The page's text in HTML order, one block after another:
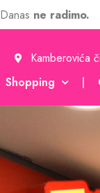
Danas ne radimo.
Kamberovića
Shopping